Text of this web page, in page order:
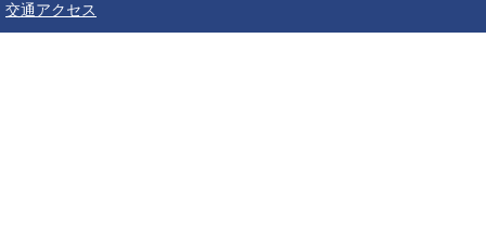
交通アクセス